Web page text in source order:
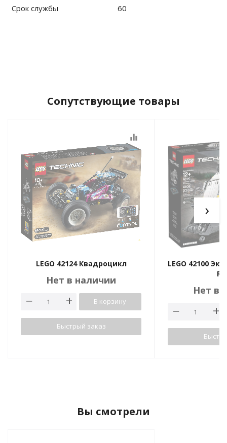
Срок службы
60
Сопутствующие товары
equalizer
LEGO 42124 Квадроцикл
Нет в наличии
В корзину
Быстрый заказ
LEGO 42100
R
Нет в
›
Вы смотрели